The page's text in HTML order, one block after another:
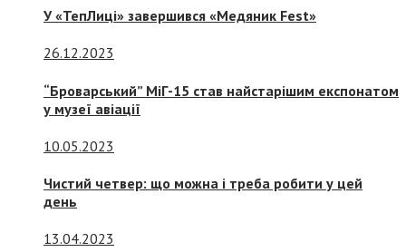
У «ТепЛиці» завершився «Медяник Fest»
26.12.2023
“Броварський” МіГ-15 став найстарішим експонатом
у музеї авіації
10.05.2023
Чистий четвер: що можна і треба робити у цей
день
13.04.2023